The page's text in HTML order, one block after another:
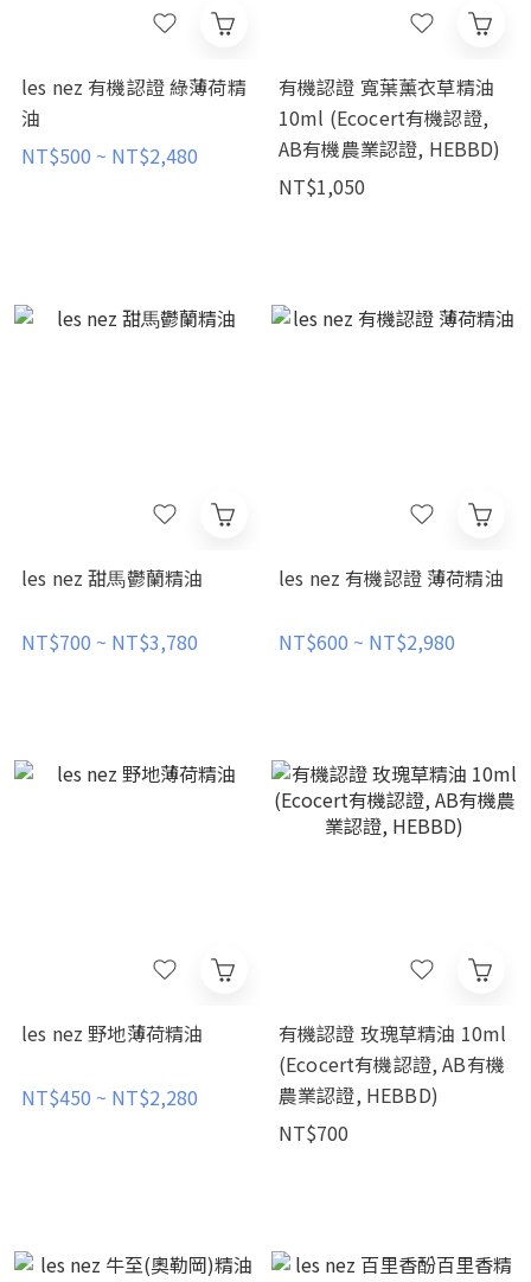
les nez 有機認證 綠薄荷精
油
NT$500 ~ NT$2,480
有機認證 寬葉薰衣草精油
10ml (Ecocert有機認證,
AB有機農業認證, HEBBD)
NT$1,050
les nez 甜⾺鬱蘭精油
NT$700 ~ NT$3,780
les nez 有機認證 薄荷精油
NT$600 ~ NT$2,980
les nez 野地薄荷精油
NT$450 ~ NT$2,280
有機認證 玫瑰草精油 10ml
(Ecocert有機認證, AB有機
農業認證, HEBBD)
NT$700